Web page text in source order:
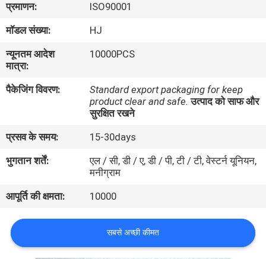
कारखाना
भ्रमण
गुणवत्ता
नियंत्रण
संपर्क
करें
एक
उद्धरण
की
प्रमाणन:
ISO90001
मॉडल संख्या:
HJ
न्यूनतम आदेश
मात्रा:
10000PCS
पैकेजिंग विवरण:
Standard export packaging for keep
product clear and safe. उत्पाद को साफ और
सुरक्षित रखने
प्रसव के समय:
15-30days
भुगतान शर्तें:
एल / सी, डी / ए, डी / पी, टी / टी, वेस्टर्न यूनियन,
मनीग्राम
आपूर्ति की क्षमता:
10000
सबसे अच्छी कीमत